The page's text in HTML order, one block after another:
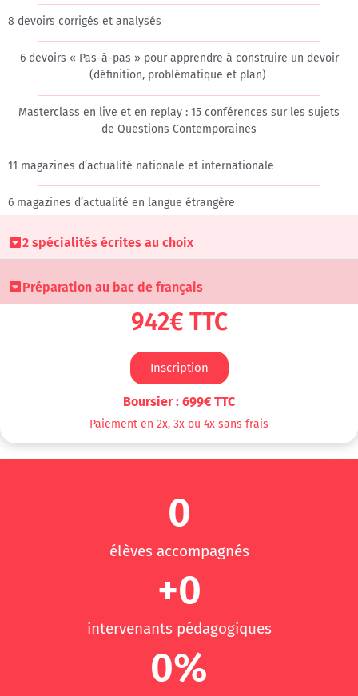
8 devoirs corrigés et analysés​
6 devoirs « Pas-à-pas » pour apprendre à construire un devoir
(définition, problématique et plan)
Masterclass en live et en replay : 15 conférences sur les sujets
de Questions Contemporaines​
11 magazines d’actualité nationale et internationale
6 magazines d’actualité en langue étrangère ​
2 spécialités écrites au choix
Préparation au bac de français
942€ TTC
Inscription
Boursier : 699€ TTC
Paiement en 2x, 3x ou 4x sans frais
élèves accompagnés
0
intervenants pédagogiques
+0
0%